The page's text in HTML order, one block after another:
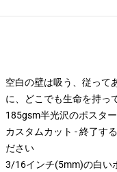
空白の壁は吸う、従って
に、どこでも生命を持っ
185gsm半光沢のポスタ
カスタムカット - 終了す
ださい
3/16インチ(5mm)の白い